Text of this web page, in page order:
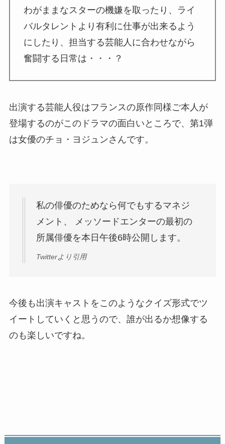
わがままなスターの機嫌を取ったり、ライ
バルタレントより有利に仕事が出来るよう
にしたり、担当する芸能人に合わせながら
奮闘する日常は・・・？
出演する芸能人役はフランスの原作同様ご本人が
登場するのがこのドラマの面白いところで、第1弾
は女優のチョ・ヨジュンさんです。
私の俳優のためなら何でもするマネジ
メント、 メッソードエンターの最初の
所属俳優を本日午後6時公開します。
Twitterより引用
今後も出演キャストをこのようなクイズ形式でツ
イートしていくと思うので、誰が出るか想像する
のも楽しいですね。